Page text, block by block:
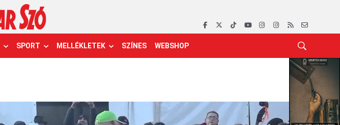
SPORT MELLÉKLETEK SZÍNES WEBSHOP